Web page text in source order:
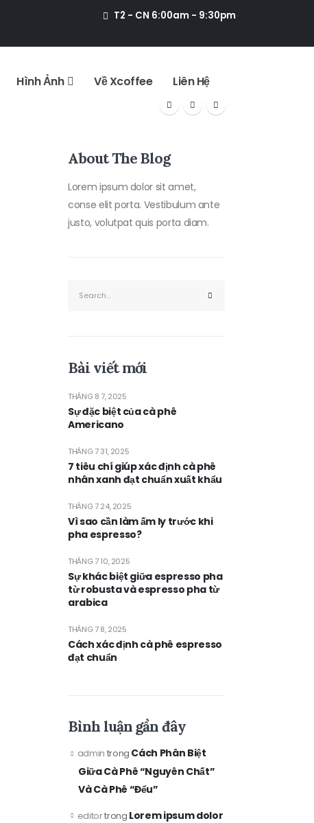
T2 - CN 6:00am - 9:30pm
Hình Ảnh Về Xcoffee Liên Hệ
About The Blog
Lorem ipsum dolor sit amet,
conse elit porta. Vestibulum ante
justo, volutpat quis porta diam.
Bài viết mới
Sự đặc biệt của cà phê
Americano
THÁNG 8 7, 2025
7 tiêu chí giúp xác định cà phê
nhân xanh đạt chuẩn xuất khẩu
THÁNG 7 31, 2025
Vì sao cần làm ấm ly trước khi
pha espresso?
THÁNG 7 24, 2025
Sự khác biệt giữa espresso pha
từ robusta và espresso pha từ
arabica
THÁNG 7 10, 2025
Cách xác định cà phê espresso
đạt chuẩn
THÁNG 7 8, 2025
Bình luận gần đây
admin trong Cách Phân Biệt
Giữa Cà Phê “Nguyên Chất”
Và Cà Phê “Đểu”
editortrong Lorem ipsum dolor